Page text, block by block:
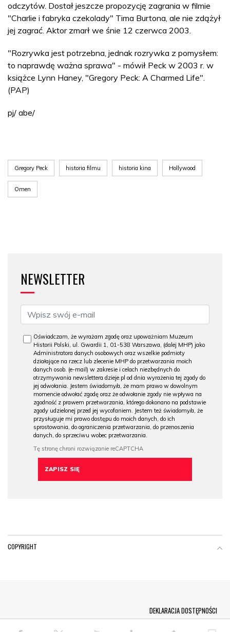
odczytów. Dostał jeszcze propozycję zagrania w filmie
"Charlie i fabryka czekolady" Tima Burtona, ale nie zdążył
jej zagrać. Aktor zmarł we śnie 12 czerwca 2003.
"Rozrywka jest potrzebna, jednak rozrywka z pomysłem:
to naprawdę ważna sprawa" - mówił Peck w 2003 r. w
książce Lynn Haney, "Gregory Peck: A Charmed Life".
(PAP)
pj/ abe/
Gregory Peck historia filmu historia kina Hollywood
Omen
NEWSLETTER
Oświadczam, że wyrażam zgodę oraz upoważniam Muzeum
Historii Polski, ul. Gwardii 1, 01-538 Warszawa, (dalej MHP) jako
Administratora danych osobowych oraz wszelkie podmioty
działające na rzecz lub zlecenie MHP do przetwarzania moich
danych osob. (e-mail) w zakresie i celach niezbędnych do
otrzymywania newslettera dzieje.pl od dnia wyrażenia tej zgody do
jej odwołania. Jestem świadomy/a, że mam prawo w dowolnym
momencie odwołać zgodę oraz że odwołanie zgody nie wpływa na
zgodność z prawem przetwarzania, którego dokonano na podstawie
zgody udzielonej przed jej wycofaniem. Jestem też świadomy/a, że
przysługuje mi prawo dostępu do moich danych, do ich
sprostowania, do ograniczenia przetwarzania, do przenoszenia
danych, do sprzeciwu wobec przetwarzania.
COPYRIGHT
DEKLARACJA DOSTĘPNOŚCI